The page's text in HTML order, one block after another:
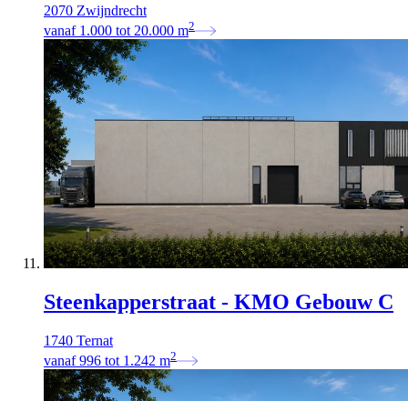
2070 Zwijndrecht
vanaf 1.000 tot 20.000 m2
Steenkapperstraat - KMO Gebouw C
1740 Ternat
vanaf 996 tot 1.242 m2